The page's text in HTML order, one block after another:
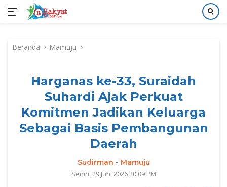
kontenBeranda Mamuju
Harganas ke-33, Suraidah
Suhardi Ajak Perkuat
Komitmen Jadikan Keluarga
Sebagai Basis Pembangunan
Daerah
Sudirman - Mamuju
Senin, 29 Juni 2026 20:09 PM